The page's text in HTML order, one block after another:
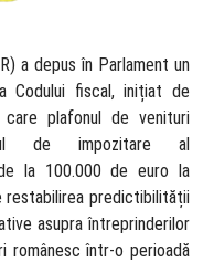
a depus în Parlament un
Codului fiscal, inițiat de
plafonul de venituri
de impozitare al
la 100.000 de euro la
restabilirea predictibilității
asupra întreprinderilor
românesc într-o perioadă